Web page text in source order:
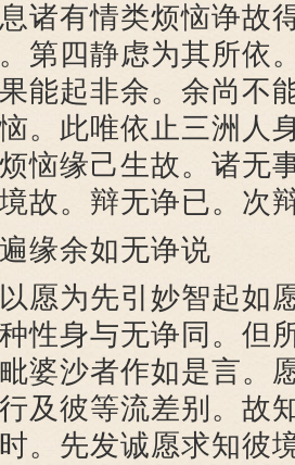
诸有情类烦恼诤故
第四静虑为其所依
能起非余。余尚不
。此唯依止三洲人
恼缘己生故。诸无
故。辩无诤已。次
余如无诤说
为先引妙智起如
性身与无诤同。但
婆沙者作如是言。
及彼等流差别。故
。先发诚愿求知彼